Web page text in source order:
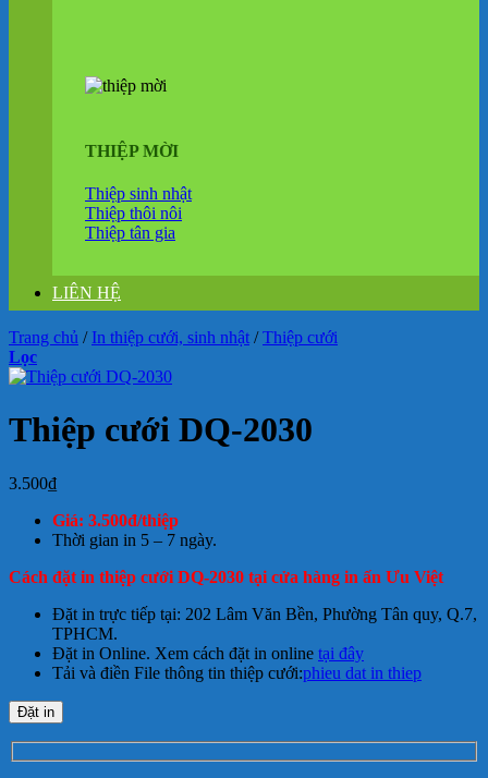
THIỆP MỜI
Thiệp sinh nhật
Thiệp thôi nôi
Thiệp tân gia
LIÊN HỆ
Trang chủ / In thiệp cưới, sinh nhật / Thiệp cưới
Lọc
Thiệp cưới DQ-2030
3.500₫
Giá: 3.500đ/thiệp
Thời gian in 5 – 7 ngày.
Cách đặt in thiệp cưới DQ-2030 tại cửa hàng in ấn Ưu Việt
Đặt in trực tiếp tại: 202 Lâm Văn Bền, Phường Tân quy, Q.7,
TPHCM.
Đặt in Online. Xem cách đặt in online tại đây
Tải và điền File thông tin thiệp cưới:phieu dat in thiep
Đặt in